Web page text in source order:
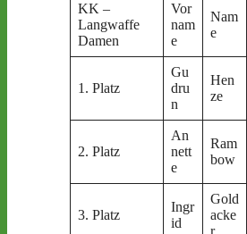
KK –
Langwaffe
Damen
Vor
nam
e
Nam
e
1. Platz
Gu
dru
n
Hen
ze
2. Platz
An
nett
e
Ram
bow
3. Platz
Ingr
id
Gold
acke